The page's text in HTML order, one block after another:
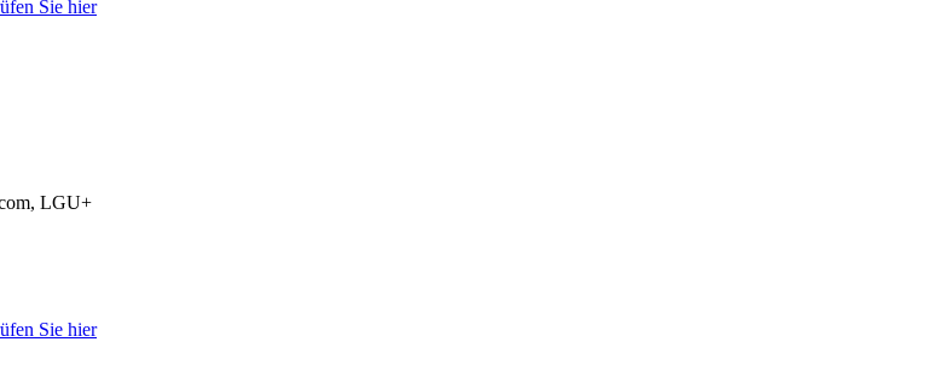
Sie hier
LGU+
Sie hier